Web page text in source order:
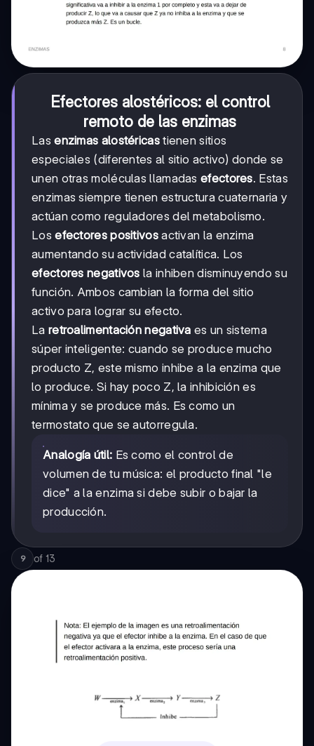
Efectores alostéricos: el control
remoto de las enzimas
Lasenzimas alostéricastienen sitios
especiales (diferentes al sitio activo) donde se
unen otras moléculas llamadasefectores. Estas
enzimas siempre tienen estructura cuaternaria y
actúan como reguladores del metabolismo.
Losefectores positivosactivan la enzima
aumentando su actividad catalítica. Los
efectores negativos la inhiben disminuyendo su
función. Ambos cambian la forma del sitio
activo para lograr su efecto.
La retroalimentación negativa es un sistema
súper inteligente: cuando se produce mucho
producto Z, este mismo inhibe a la enzima que
lo produce. Si hay poco Z, la inhibición es
mínima y se produce más. Es como un
termostato que se autorregula.
Analogía útil: Es como el control de
volumen de tu música: el producto final "le
dice" a la enzima si debe subir o bajar la
producción.
9 of 13